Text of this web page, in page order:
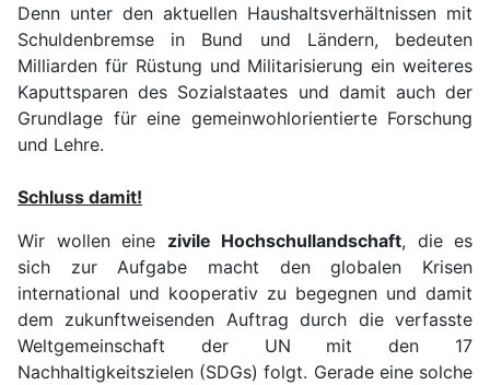
Denn unter den aktuellen Haushaltsverhältnissen mit
Schuldenbremse in Bund und Ländern, bedeuten
Milliarden für Rüstung und Militarisierung ein weiteres
Kaputtsparen des Sozialstaates und damit auch der
Grundlage für eine gemeinwohlorientierte Forschung
und Lehre.
Schluss damit!
Wir wollen eine zivile Hochschullandschaft, die es
sich zur Aufgabe macht den globalen Krisen
international und kooperativ zu begegnen und damit
dem zukunftweisenden Auftrag durch die verfasste
Weltgemeinschaft der UN mit den 17
Nachhaltigkeitszielen (SDGs) folgt. Gerade eine solche